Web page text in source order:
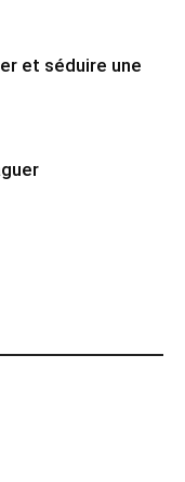
et séduire une